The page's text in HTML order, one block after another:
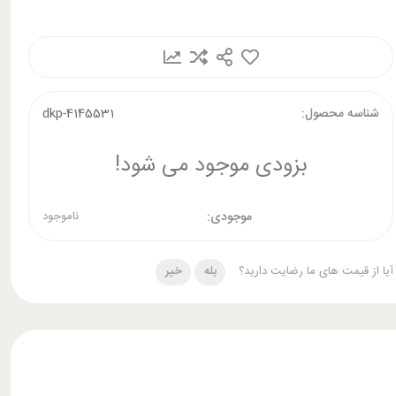
شناسه محصول: dkp-4145531
بزودی موجود می شود!
موجودی: ناموجود
آیا از قیمت های ما رضایت دارید؟ بله خیر